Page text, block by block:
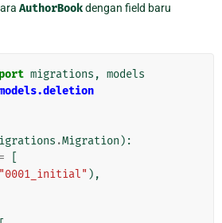
AuthorBookdengan field baru
migrations , models
.Migration ):
=
"0001_initial" ),